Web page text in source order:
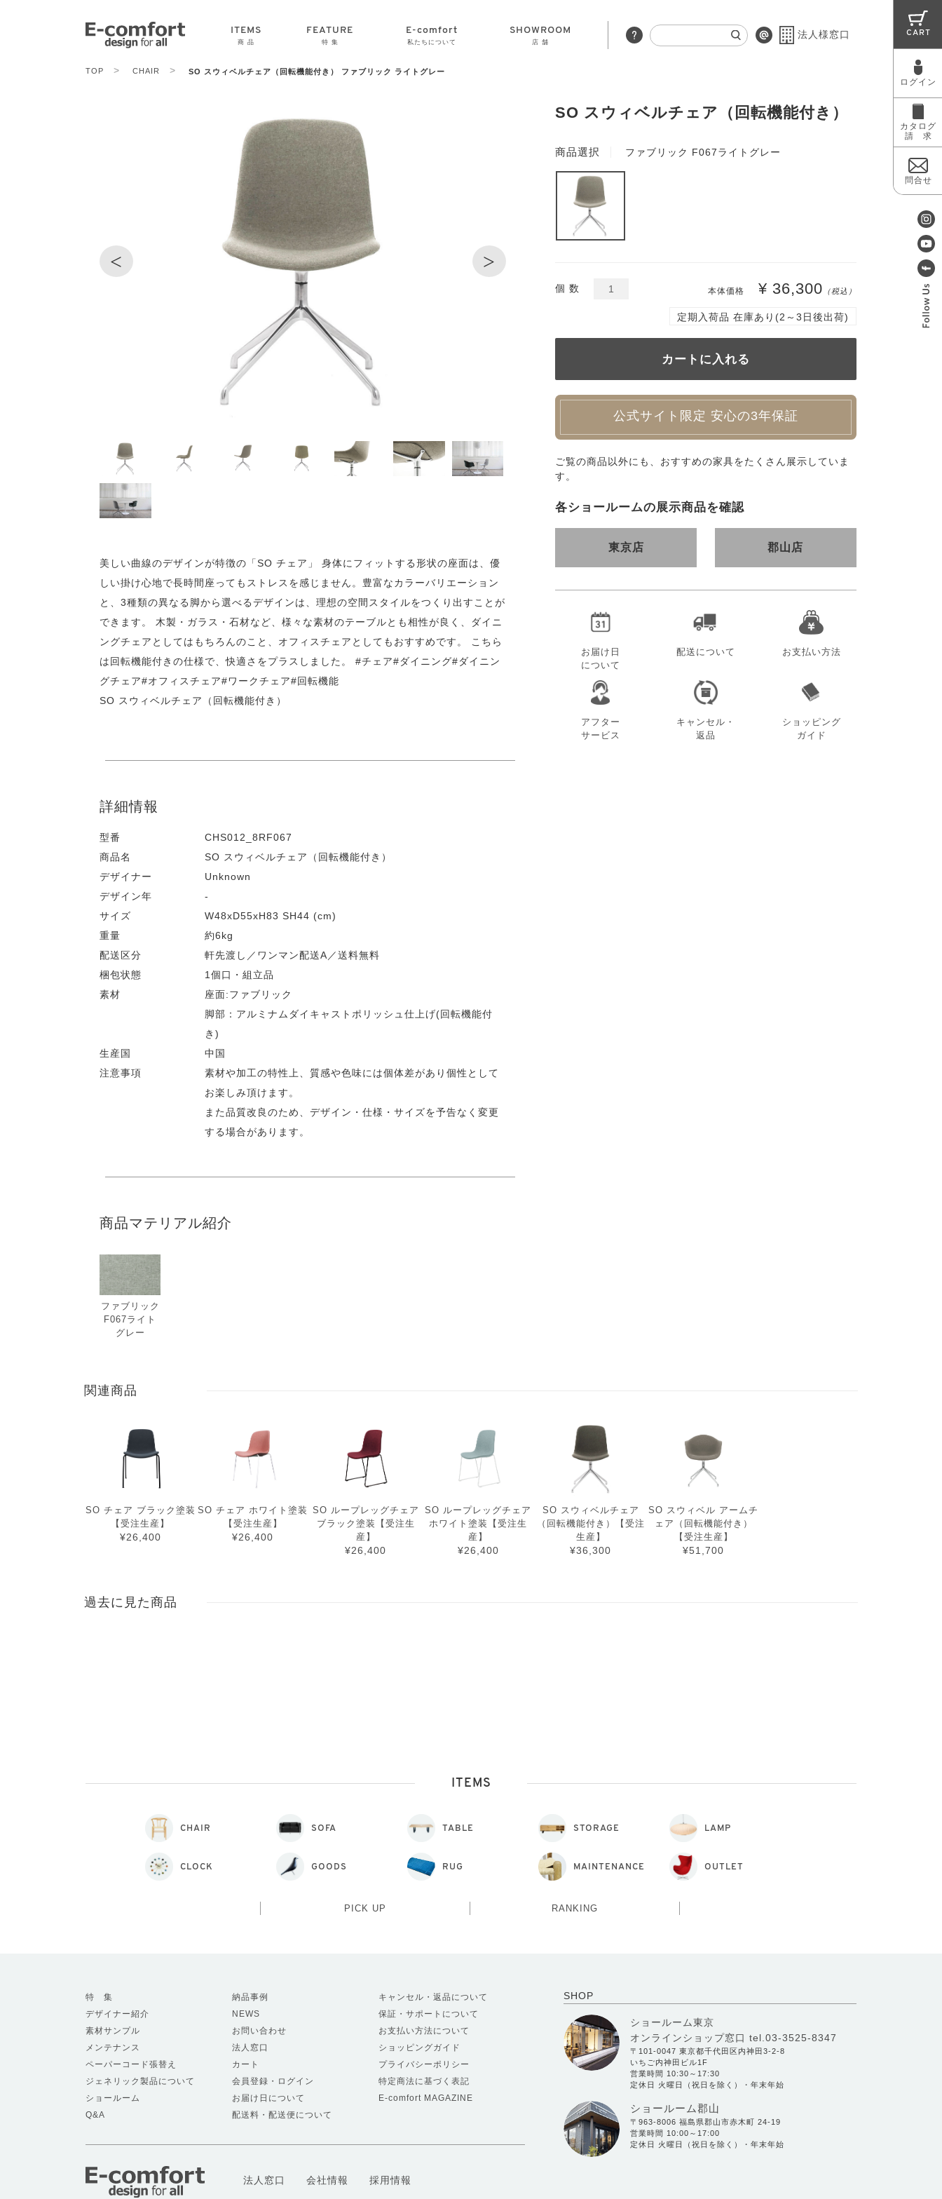
ITEMS
商 品
FEATURE
特 集
E-comfort
私たちについて
SHOWROOM
店 舗
法人様窓口 CART
ログイン
カタログ
請 求
問合せ
TOP > CHAIR > SO スウィベルチェア（回転機能付き） ファブリック ライトグレー
SO スウィベルチェア（回転機能付き）
< >
商品選択 ファブリック F067ライトグレー
個 数 本体価格 ¥ 36,300 （税込）
定期入荷品 在庫あり(2～3日後出荷)
公式サイト限定 安心の3年保証
ご覧の商品以外にも、おすすめの家具をたくさん展示していま
す。
各ショールームの展示商品を確認
東京店 郡山店
お届け日
について
配送について お支払い方法
アフター
サービス
キャンセル・
返品
ショッピング
ガイド
美しい曲線のデザインが特徴の「SO チェア」 身体にフィットする形状の座面は、優
しい掛け心地で長時間座ってもストレスを感じません。豊富なカラーバリエーション
と、3種類の異なる脚から選べるデザインは、理想の空間スタイルをつくり出すことが
できます。 木製・ガラス・石材など、様々な素材のテーブルとも相性が良く、ダイニ
ングチェアとしてはもちろんのこと、オフィスチェアとしてもおすすめです。 こちら
は回転機能付きの仕様で、快適さをプラスしました。 #チェア#ダイニング#ダイニン
グチェア#オフィスチェア#ワークチェア#回転機能
SO スウィベルチェア（回転機能付き）
詳細情報
型番
CHS012_8RF067
商品名
SO スウィベルチェア（回転機能付き）
デザイナー
Unknown
デザイン年
-
サイズ
W48xD55xH83 SH44 (cm)
重量
約6kg
配送区分
軒先渡し／ワンマン配送A／送料無料
梱包状態
1個口・組立品
素材
座面:ファブリック
脚部：アルミナムダイキャストポリッシュ仕上げ(回転機能付
き)
生産国
中国
注意事項
素材や加工の特性上、質感や色味には個体差があり個性として
お楽しみ頂けます。
また品質改良のため、デザイン・仕様・サイズを予告なく変更
する場合があります。
商品マテリアル紹介
ファブリック
F067ライト
グレー
関連商品
SO チェア ブラック塗装
【受注生産】
¥26,400
SO チェア ホワイト塗装
【受注生産】
¥26,400
SO ループレッグチェア
ブラック塗装【受注生
産】
¥26,400
SO ループレッグチェア
ホワイト塗装【受注生
産】
¥26,400
SO スウィベルチェア
（回転機能付き）【受注
生産】
¥36,300
SO スウィベル アームチ
ェア（回転機能付き）
【受注生産】
¥51,700
過去に見た商品
ITEMS
CHAIR SOFA TABLE STORAGE LAMP
CLOCK GOODS RUG MAINTENANCE OUTLET
PICK UP RANKING
SHOP
ショールーム東京
オンラインショップ窓口 tel.03-3525-8347
〒101-0047 東京都千代田区内神田3-2-8
いちご内神田ビル1F
営業時間 10:30～17:30
定休日 火曜日（祝日を除く）・年末年始
ショールーム郡山
〒963-8006 福島県郡山市赤木町 24-19
営業時間 10:00～17:00
定休日 火曜日（祝日を除く）・年末年始
特 集
デザイナー紹介
素材サンプル
メンテナンス
ペーパーコード張替え
ジェネリック製品について
ショールーム
Q&A
納品事例
NEWS
お問い合わせ
法人窓口
カート
会員登録・ログイン
お届け日について
配送料・配送便について
キャンセル・返品について
保証・サポートについて
お支払い方法について
ショッピングガイド
プライバシーポリシー
特定商法に基づく表記
E-comfort MAGAZINE
法人窓口 会社情報 採用情報